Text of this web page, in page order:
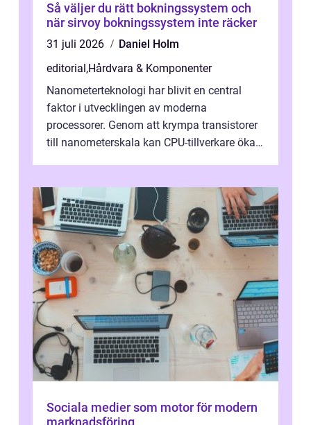
Så väljer du rätt bokningssystem och
när sirvoy bokningssystem inte räcker
31 juli 2026
Daniel Holm
editorial ,Hårdvara & Komponenter
Nanometerteknologi har blivit en central
faktor i utvecklingen av moderna
processorer. Genom att krympa transistorer
till nanometerskala kan CPU-tillverkare öka
Sociala medier som motor för modern